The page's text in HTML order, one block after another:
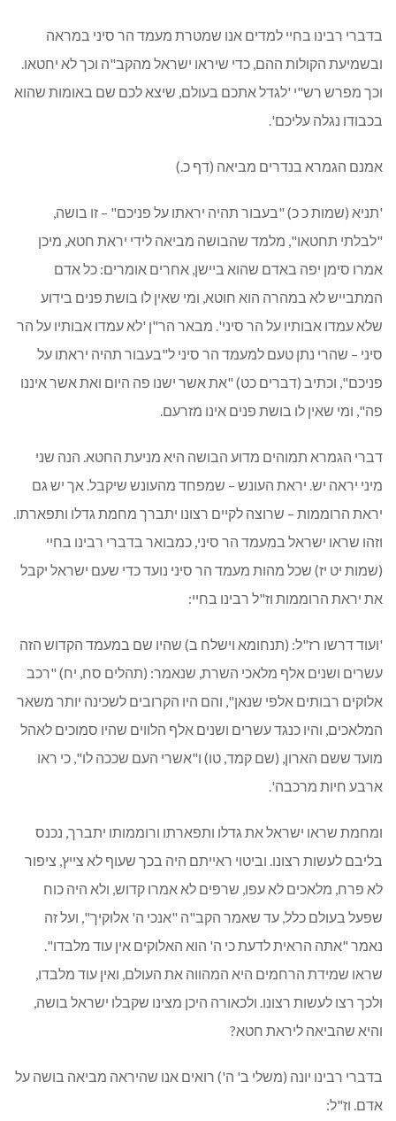
בדברי רבינו בחיי למדים אנו שמטרת מעמד הר סיני במראה
ובשמיעת הקולות ההם, כדי שיראו ישראל מהקב"ה וכך לא יחטאו.
וכך מפרש רש"י 'לגדל אתכם בעולם, שיצא לכם שם באומות שהוא
בכבודו נגלה עליכם'.
אמנם הגמרא בנדרים מביאה (דף כ.)
'תניא (שמות כ כ) "בעבור תהיה יראתו על פניכם" – זו בושה,
"לבלתי תחטאו", מלמד שהבושה מביאה לידי יראת חטא, מיכן
אמרו סימן יפה באדם שהוא ביישן, אחרים אומרים: כל אדם
המתבייש לא במהרה הוא חוטא, ומי שאין לו בושת פנים בידוע
שלא עמדו אבותיו על הר סיני'. מבאר הר"ן 'לא עמדו אבותיו על הר
סיני – שהרי נתן טעם למעמד הר סיני ל"בעבור תהיה יראתו על
פניכם", וכתיב (דברים כט) "את אשר ישנו פה היום ואת אשר איננו
פה", ומי שאין לו בושת פנים אינו מזרעם.
דברי הגמרא תמוהים מדוע הבושה היא מניעת החטא. הנה שני
מיני יראה יש. יראת העונש – שמפחד מהעונש שיקבל. אך יש גם
יראת הרוממות – שרוצה לקיים רצונו יתברך מחמת גדלו ותפארתו.
וזהו שראו ישראל במעמד הר סיני, כמבואר בדברי רבינו בחיי
(שמות יט יז) שכל מהות מעמד הר סיני נועד כדי שעם ישראל יקבל
את יראת הרוממות וז"ל רבינו בחיי:
'ועוד דרשו רז"ל: (תנחומא וישלח ב) שהיו שם במעמד הקדוש הזה
עשרים ושנים אלף מלאכי השרת, שנאמר: (תהלים סח, יח) "רכב
אלוקים רבותים אלפי שנאן", והם היו הקרובים לשכינה יותר משאר
המלאכים, והיו כנגד עשרים ושנים אלף הלווים שהיו סמוכים לאהל
מועד ששם הארון, (שם קמד, טו) ו"אשרי העם שככה לו", כי ראו
ארבע חיות מרכבה'.
ומחמת שראו ישראל את גדלו ותפארתו ורוממותו יתברך, נכנס
בליבם לעשות רצונו. וביטוי ראייתם היה בכך שעוף לא צייץ, ציפור
לא פרח, מלאכים לא עפו, שרפים לא אמרו קדוש, ולא היה כוח
שפעל בעולם כלל, עד שאמר הקב"ה "אנכי ה' אלוקיך", ועל זה
נאמר "אתה הראית לדעת כי ה' הוא האלוקים אין עוד מלבדו".
שראו שמידת הרחמים היא המהווה את העולם, ואין עוד מלבדו,
ולכך רצו לעשות רצונו. ולכאורה היכן מצינו שקבלו ישראל בושה,
והיא שהביאה ליראת חטא?
בדברי רבינו יונה (משלי ב' ה') רואים אנו שהיראה מביאה בושה על
אדם. וז"ל: